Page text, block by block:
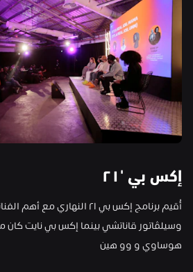
إكس بي '٢١
هوساوي و وو هين